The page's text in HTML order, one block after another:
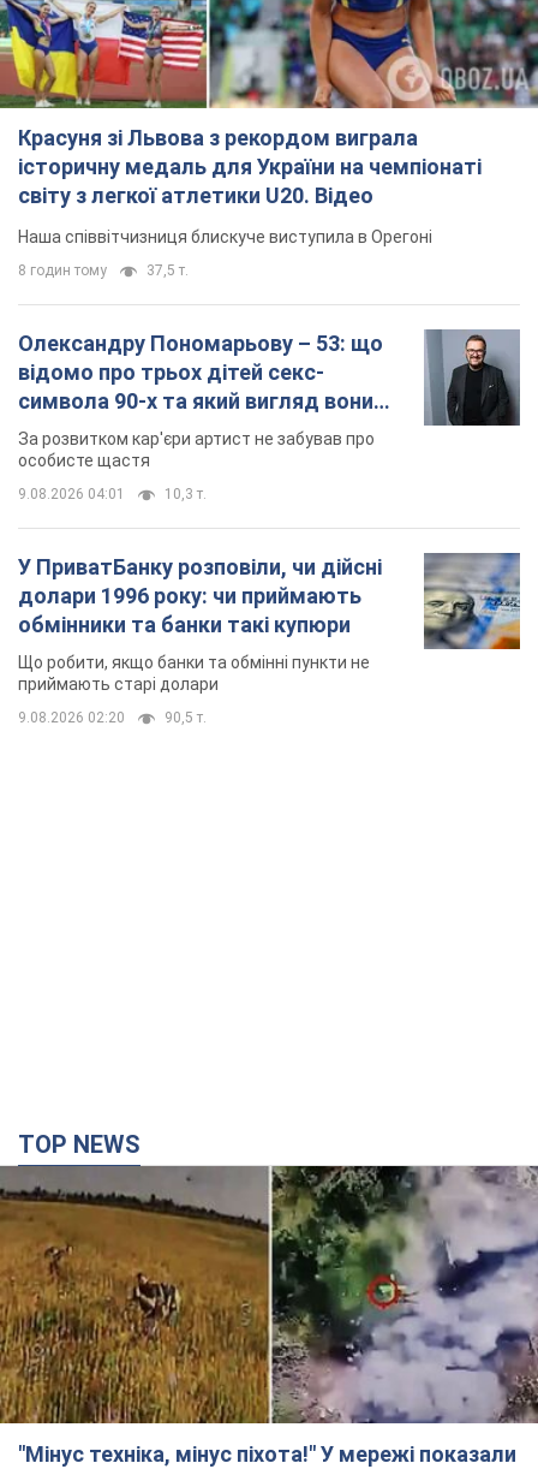
Красуня зі Львова з рекордом виграла
історичну медаль для України на чемпіонаті
світу з легкої атлетики U20. Відео
Наша співвітчизниця блискуче виступила в Орегоні
8 годин тому 37,5 т.
Олександру Пономарьову – 53: що
відомо про трьох дітей секс-
символа 90-х та який вигляд вони
мають
За розвитком кар'єри артист не забував про
особисте щастя
9.08.2026 04:01 10,3 т.
У ПриватБанку розповіли, чи дійсні
долари 1996 року: чи приймають
обмінники та банки такі купюри
Що робити, якщо банки та обмінні пункти не
приймають старі долари
9.08.2026 02:20 90,5 т.
TOP NEWS
"Мінус техніка, мінус піхота!" У мережі показали